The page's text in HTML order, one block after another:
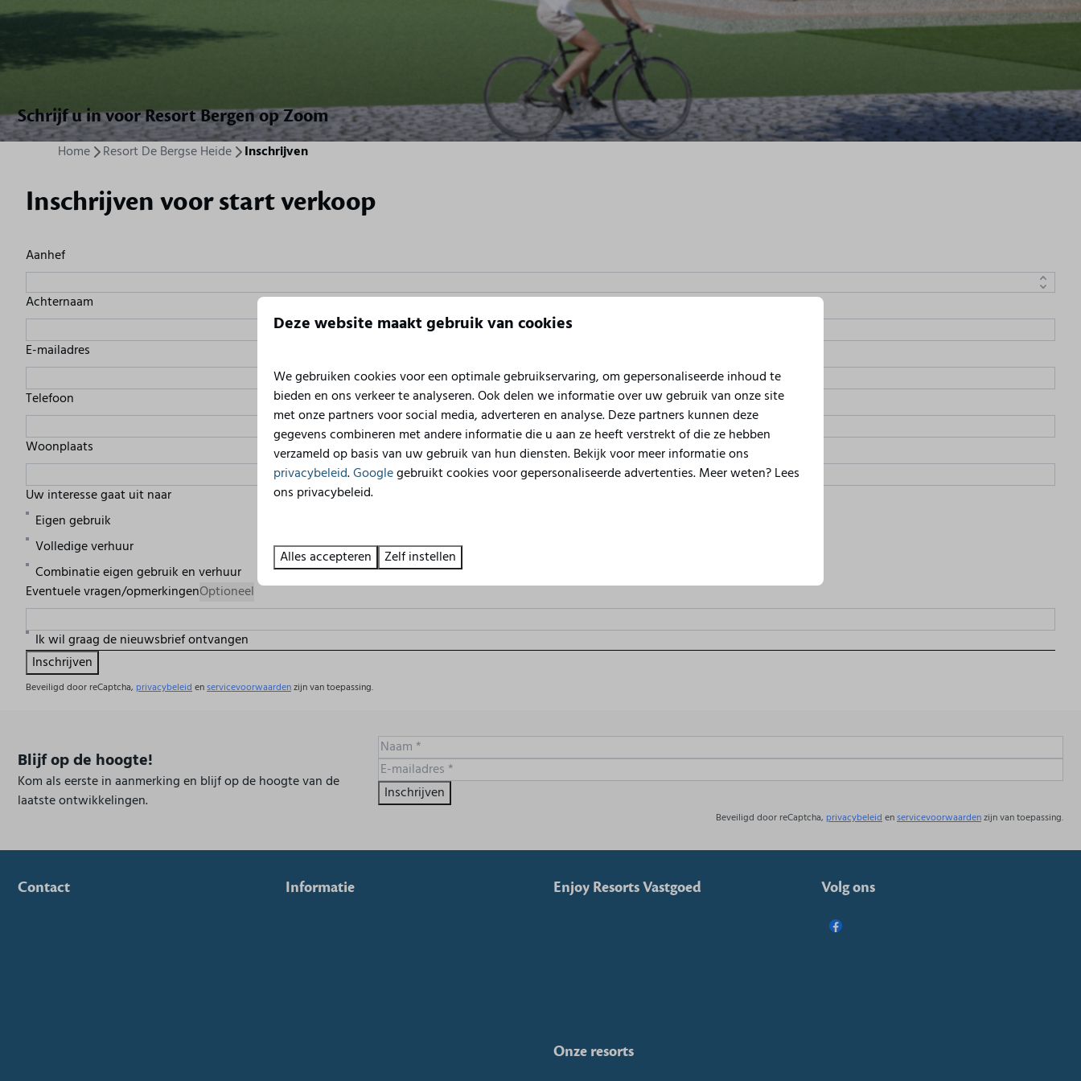
Schrijf u in voor Resort Bergen op Zoom
Home Resort De Bergse Heide Inschrijven
Inschrijven voor start verkoop
Aanhef
Achternaam
E-mailadres
Telefoon
Woonplaats
Uw interesse gaat uit naar
Eigen gebruik
Volledige verhuur
Combinatie eigen gebruik en verhuur
Eventuele vragen/opmerkingenOptioneel
Ik wil graag de nieuwsbrief ontvangen
Inschrijven
Beveiligd door reCaptcha, privacybeleidenservicevoorwaardenzijn van toepassing.
Blijf op de hoogte!
Kom als eerste in aanmerking en blijf op de hoogte van de
laatste ontwikkelingen.
Inschrijven
Beveiligd door reCaptcha, privacybeleidenservicevoorwaardenzijn van toepassing.
Contact Informatie Enjoy Resorts Vastgoed
Onze resorts
Volg ons
Deze website maakt gebruik van cookies
We gebruiken cookies voor een optimale gebruikservaring, om gepersonaliseerde inhoud te
bieden en ons verkeer te analyseren. Ook delen we informatie over uw gebruik van onze site
met onze partners voor social media, adverteren en analyse. Deze partners kunnen deze
gegevens combineren met andere informatie die u aan ze heeft verstrekt of die ze hebben
verzameld op basis van uw gebruik van hun diensten. Bekijk voor meer informatie ons
privacybeleid.Googlegebruikt cookies voor gepersonaliseerde advertenties. Meer weten? Lees
ons privacybeleid.
Alles accepteren Zelf instellen